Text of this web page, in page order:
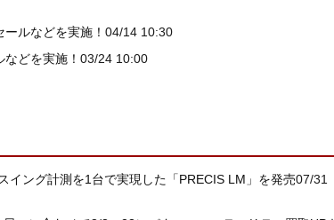
ルなどを実施！ 04/14 10:30
どを実施！ 03/24 10:00
イング計測を1台で実現した「PRECIS LM」を発売07/31